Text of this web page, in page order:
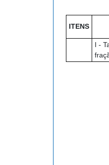
ITENS
I -